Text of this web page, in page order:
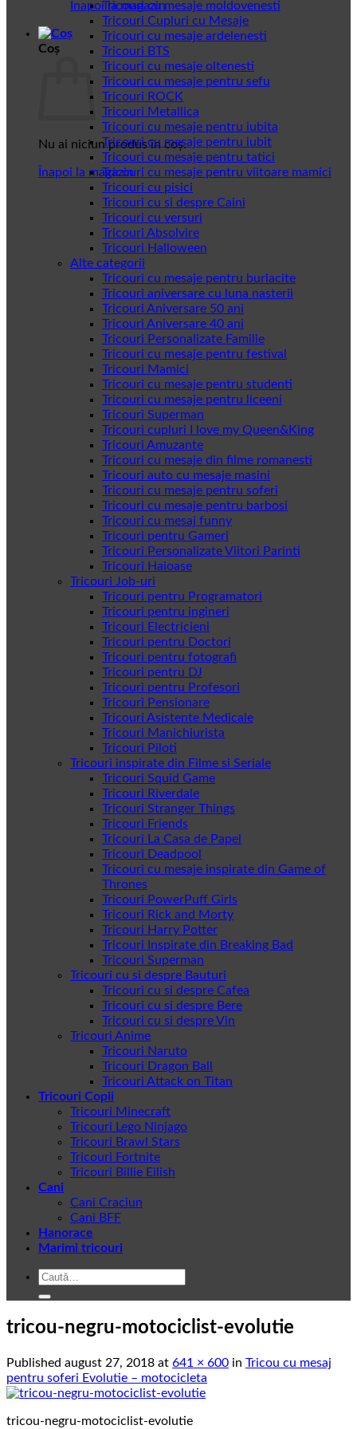
Înapoi la magazin
Coș
Nu ai niciun produs în coș.
Înapoi la magazin
Tricouri cu mesaje moldovenesti
Tricouri Cupluri cu Mesaje
Tricouri cu mesaje ardelenesti
Tricouri BTS
Tricouri cu mesaje oltenesti
Tricouri cu mesaje pentru sefu
Tricouri ROCK
Tricouri Metallica
Tricouri cu mesaje pentru iubita
Tricouri cu mesaje pentru iubit
Tricouri cu mesaje pentru tatici
Tricouri cu mesaje pentru viitoare mamici
Tricouri cu pisici
Tricouri cu si despre Caini
Tricouri cu versuri
Tricouri Absolvire
Tricouri Halloween
Alte categorii
Tricouri cu mesaje pentru burlacite
Tricouri aniversare cu luna nasterii
Tricouri Aniversare 50 ani
Tricouri Aniversare 40 ani
Tricouri Personalizate Familie
Tricouri cu mesaje pentru festival
Tricouri Mamici
Tricouri cu mesaje pentru studenti
Tricouri cu mesaje pentru liceeni
Tricouri Superman
Tricouri cupluri I love my Queen&King
Tricouri Amuzante
Tricouri cu mesaje din filme romanesti
Tricouri auto cu mesaje masini
Tricouri cu mesaje pentru soferi
Tricouri cu mesaje pentru barbosi
Tricouri cu mesaj funny
Tricouri pentru Gameri
Tricouri Personalizate Viitori Parinti
Tricouri Haioase
Tricouri Job-uri
Tricouri pentru Programatori
Tricouri pentru ingineri
Tricouri Electricieni
Tricouri pentru Doctori
Tricouri pentru fotografi
Tricouri pentru DJ
Tricouri pentru Profesori
Tricouri Pensionare
Tricouri Asistente Medicale
Tricouri Manichiurista
Tricouri Piloti
Tricouri inspirate din Filme si Seriale
Tricouri Squid Game
Tricouri Riverdale
Tricouri Stranger Things
Tricouri Friends
Tricouri La Casa de Papel
Tricouri Deadpool
Tricouri cu mesaje inspirate din Game of
Thrones
Tricouri PowerPuff Girls
Tricouri Rick and Morty
Tricouri Harry Potter
Tricouri Inspirate din Breaking Bad
Tricouri Superman
Tricouri cu si despre Bauturi
Tricouri cu si despre Cafea
Tricouri cu si despre Bere
Tricouri cu si despre Vin
Tricouri Anime
Tricouri Naruto
Tricouri Dragon Ball
Tricouri Attack on Titan
Tricouri Copii
Tricouri Minecraft
Tricouri Lego Ninjago
Tricouri Brawl Stars
Tricouri Fortnite
Tricouri Billie Eilish
Cani
Cani Craciun
Cani BFF
Hanorace
Marimi tricouri
Caută
tricou-negru-motociclist-evolutie
Published august 27, 2018 at 641 × 600 in Tricou cu mesaj
pentru soferi Evolutie – motocicleta
tricou-negru-motociclist-evolutie